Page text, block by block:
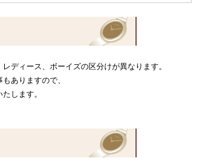
ディース、ボーイズの区分けが異なります。
ありますので、
します。